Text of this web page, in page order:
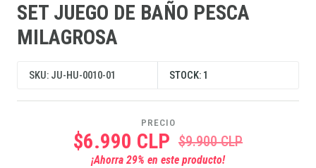
SET JUEGO DE BAÑO PESCA
MILAGROSA
SKU: JU-HU-0010-01 STOCK: 1
PRECIO
$6.990 CLP $9.900 CLP
¡Ahorra 29% en este producto!